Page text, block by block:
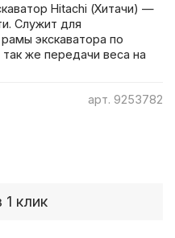
арт. 9253782
1 клик
Hitachi (Хитачи) —
Служит для
экскаватора по
же передачи веса на